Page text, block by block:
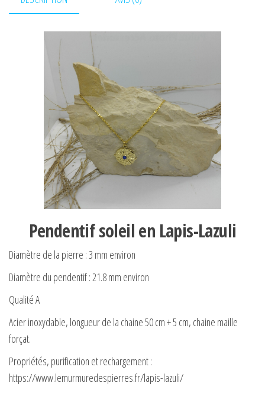
Pendentif soleil en Lapis-Lazuli
Diamètre de la pierre : 3 mm environ
Diamètre du pendentif : 21.8 mm environ
Qualité A
Acier inoxydable, longueur de la chaine 50 cm + 5 cm, chaine maille
forçat.
Propriétés, purification et rechargement :
https://www.lemurmuredespierres.fr/lapis-lazuli/